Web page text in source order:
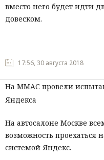
вместо него будет идти
довеском.
17:56, 30 августа 2018
На ММАС провели
Яндекса
На автосалоне Москве
возможность проехаться
системой Яндекс.